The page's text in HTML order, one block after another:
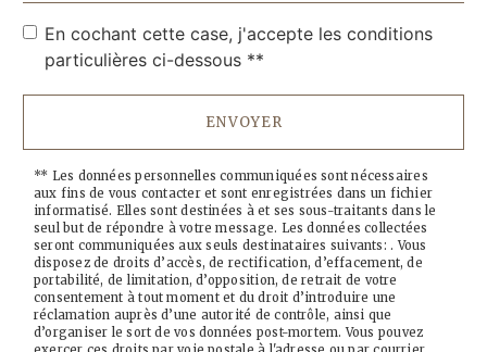
En cochant cette case, j'accepte les conditions
particulières ci-dessous **
ENVOYER
** Les données personnelles communiquées sont nécessaires
aux fins de vous contacter et sont enregistrées dans un fichier
informatisé. Elles sont destinées à et ses sous-traitants dans le
seul but de répondre à votre message. Les données collectées
seront communiquées aux seuls destinataires suivants: . Vous
disposez de droits d’accès, de rectification, d’effacement, de
portabilité, de limitation, d’opposition, de retrait de votre
consentement à tout moment et du droit d’introduire une
réclamation auprès d’une autorité de contrôle, ainsi que
d’organiser le sort de vos données post-mortem. Vous pouvez